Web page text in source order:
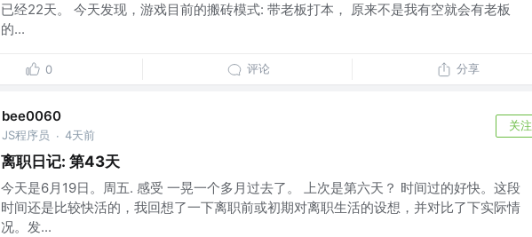
已经22天。 今天发现，游戏目前的搬砖模式: 带老板打本， 原来不是我有空就会有老板
的...
0 评论 分享
bee0060
JS程序员 · 4天前
关注
离职日记: 第43天
今天是6月19日。周五. 感受 一晃一个多月过去了。 上次是第六天？ 时间过的好快。这段
时间还是比较快活的，我回想了一下离职前或初期对离职生活的设想，并对比了下实际情
况。发...